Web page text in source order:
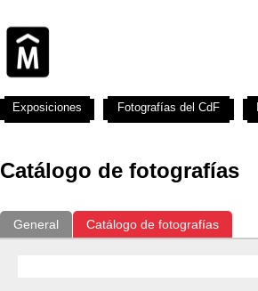
Catálogo de fotografías
General Catálogo de fotografías
Exposiciones Fotografías del CdF